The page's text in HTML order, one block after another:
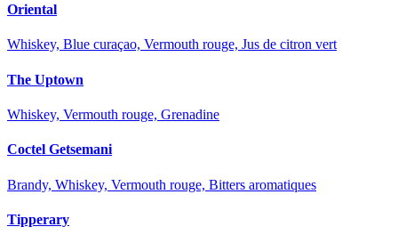
Oriental
Whiskey, Blue curaçao, Vermouth rouge, Jus de citron vert
The Uptown
Whiskey, Vermouth rouge, Grenadine
Coctel Getsemani
Brandy, Whiskey, Vermouth rouge, Bitters aromatiques
Tipperary